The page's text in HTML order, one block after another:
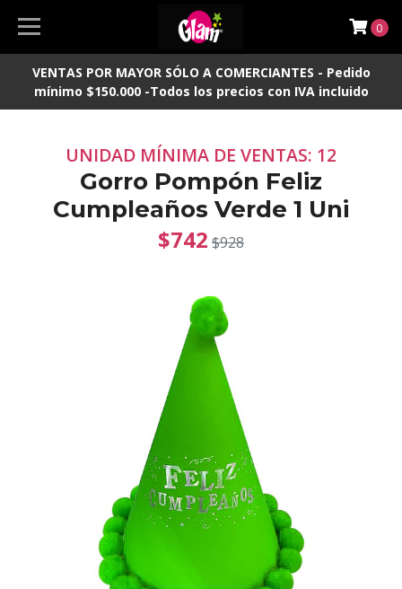
VENTAS POR MAYOR SÓLO A COMERCIANTES - Pedido
mínimo $150.000 -Todos los precios con IVA incluido
0
UNIDAD MÍNIMA DE VENTAS: 12
Gorro Pompón Feliz
Cumpleaños Verde 1 Uni
$742 $928